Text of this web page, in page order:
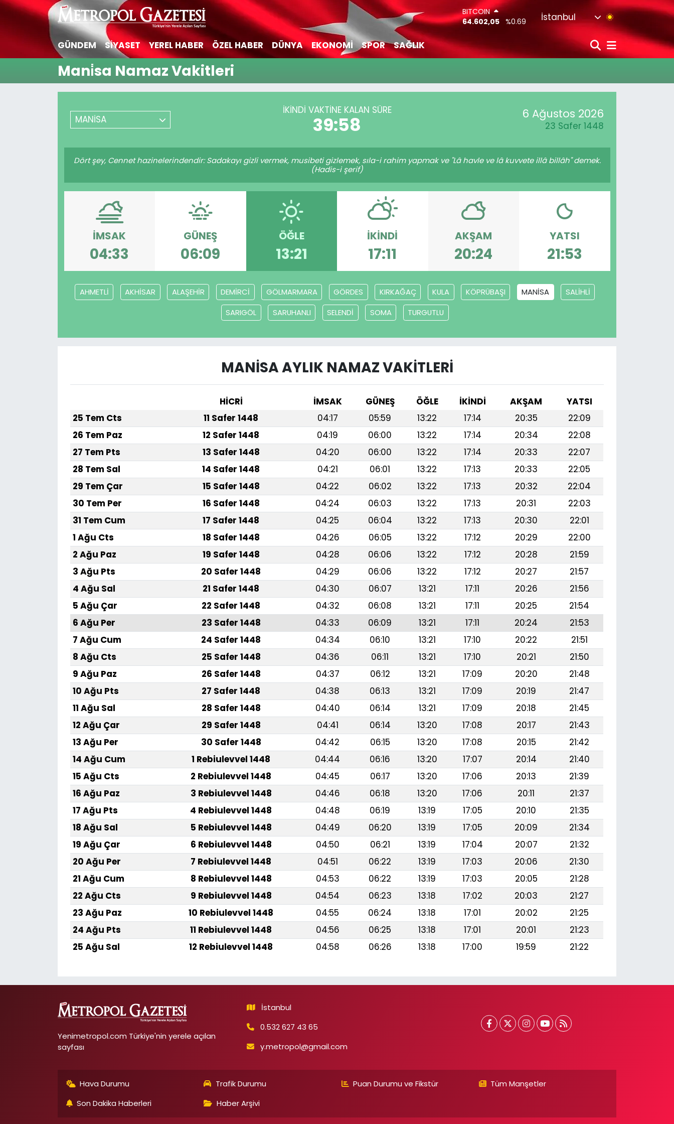
BITCOIN
64.602,05
%0.69
47,5986
EURO
55,0700
%0.1
64,2438
%0.21
G.ALTIN
İstanbul
GÜNDEM SİYASET YEREL HABER ÖZEL HABER DÜNYA EKONOMİ SPOR SAĞLIK
Mani̇sa Namaz Vakitleri
MANİSA
İKINDI VAKTİNE KALAN SÜRE
39:57 6 Ağustos 2026
23 Safer 1448
Dört şey, Cennet hazinelerindendir: Sadakayı gizli vermek, musibeti gizlemek, sıla-i rahim yapmak ve "Lâ havle ve lâ kuvvete illâ billâh" demek.
(Hadis-i şerif)
İMSAK
04:33
GÜNEŞ
06:09
ÖĞLE
13:21
İKINDI
17:11
AKŞAM
20:24
YATSI
21:53
AHMETLİ AKHİSAR ALAŞEHİR DEMİRCİ GÖLMARMARA GÖRDES KIRKAĞAÇ KULA KÖPRÜBAŞI MANİSA
SALİHLİ
SARIGÖL
SARUHANLI SELENDİ SOMA TURGUTLU
MANİSA AYLIK NAMAZ VAKITLERI
HİCRİ İMSAK GÜNEŞ ÖĞLE İKINDI AKŞAM
YATSI
25 Tem Cts
11 Safer 1448 04:17 05:59 13:22 17:14 20:35
22:09
26 Tem Paz
12 Safer 1448 04:19 06:00 13:22 17:14 20:34
22:08
27 Tem Pts
13 Safer 1448 04:20 06:00 13:22 17:14 20:33
22:07
28 Tem Sal
14 Safer 1448 04:21 06:01 13:22 17:13 20:33
22:05
29 Tem Çar
15 Safer 1448 04:22 06:02 13:22 17:13 20:32
22:04
30 Tem Per
16 Safer 1448 04:24 06:03 13:22 17:13 20:31
22:03
31 Tem Cum
17 Safer 1448 04:25 06:04 13:22 17:13 20:30
22:01
1 Ağu Cts
18 Safer 1448 04:26 06:05 13:22 17:12 20:29
22:00
2 Ağu Paz
19 Safer 1448 04:28 06:06 13:22 17:12 20:28
21:59
3 Ağu Pts
20 Safer 1448 04:29 06:06 13:22 17:12 20:27
21:57
4 Ağu Sal
21 Safer 1448 04:30 06:07 13:21 17:11 20:26
21:56
5 Ağu Çar
22 Safer 1448 04:32 06:08 13:21 17:11 20:25
21:54
6 Ağu Per
23 Safer 1448 04:33 06:09 13:21 17:11 20:24
21:53
7 Ağu Cum
24 Safer 1448 04:34 06:10 13:21 17:10 20:22
21:51
8 Ağu Cts
25 Safer 1448 04:36 06:11 13:21 17:10 20:21
21:50
9 Ağu Paz
26 Safer 1448 04:37 06:12 13:21 17:09 20:20
21:48
10 Ağu Pts
27 Safer 1448 04:38 06:13 13:21 17:09 20:19
21:47
11 Ağu Sal
28 Safer 1448 04:40 06:14 13:21 17:09 20:18
21:45
12 Ağu Çar
29 Safer 1448 04:41 06:14 13:20 17:08 20:17
21:43
13 Ağu Per
30 Safer 1448 04:42 06:15 13:20 17:08 20:15
21:42
14 Ağu Cum
1 Rebiulevvel 1448 04:44 06:16 13:20 17:07 20:14
21:40
15 Ağu Cts
2 Rebiulevvel 1448 04:45 06:17 13:20 17:06 20:13
21:39
16 Ağu Paz
3 Rebiulevvel 1448 04:46 06:18 13:20 17:06 20:11
21:37
17 Ağu Pts
4 Rebiulevvel 1448 04:48 06:19 13:19 17:05 20:10
21:35
18 Ağu Sal
5 Rebiulevvel 1448 04:49 06:20 13:19 17:05 20:09
21:34
19 Ağu Çar
6 Rebiulevvel 1448 04:50 06:21 13:19 17:04 20:07
21:32
20 Ağu Per
7 Rebiulevvel 1448 04:51 06:22 13:19 17:03 20:06
21:30
21 Ağu Cum
8 Rebiulevvel 1448 04:53 06:22 13:19 17:03 20:05
21:28
22 Ağu Cts
9 Rebiulevvel 1448 04:54 06:23 13:18 17:02 20:03
21:27
23 Ağu Paz
10 Rebiulevvel 1448 04:55 06:24 13:18 17:01 20:02
21:25
24 Ağu Pts
11 Rebiulevvel 1448 04:56 06:25 13:18 17:01 20:01
21:23
25 Ağu Sal
12 Rebiulevvel 1448 04:58 06:26 13:18 17:00 19:59 21:22
Yenimetropol.com Türkiye'nin yerele açılan
sayfası
İstanbul
0.532 627 43 65
y.metropol@gmail.com
Hava Durumu Trafik Durumu Puan Durumu ve Fikstür
Tüm Manşetler
Son Dakika Haberleri
Haber Arşivi
Hava Durumu
Trafik Durumu
Süper Lig Puan Durumu ve Fikstür
Tüm Manşetler
Haber Arşivi